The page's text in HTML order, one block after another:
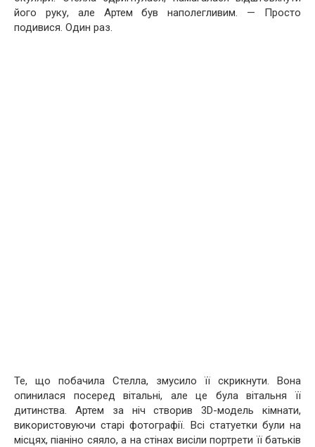
його руку, але Артем був наполегливим. — Просто
подивися. Один раз.
Те, що побачила Стелла, змусило її скрикнути. Вона
опинилася посеред вітальні, але це була вітальня її
дитинства. Артем за ніч створив 3D-модель кімнати,
використовуючи старі фотографії. Всі статуетки були на
місцях, піаніно сяяло, а на стінах висіли портрети її батьків